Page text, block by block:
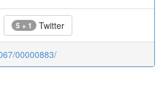
5 + 1 Twitter
00000883/